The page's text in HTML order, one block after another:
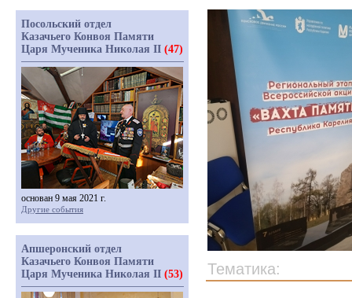
Тематика:
Посольский отдел
Казачьего Конвоя Памяти
Царя Мученика Николая II (47)
основан 9 мая 2021 г.
Другие события
Апшеронский отдел
Казачьего Конвоя Памяти
Царя Мученика Николая II (53)